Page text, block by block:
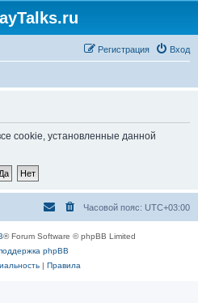
Вход
Регистрация
cookie, установленные данной
Часовой пояс: UTC+03:00
® Forum Software © phpBB Limited
phpBB
| Правила